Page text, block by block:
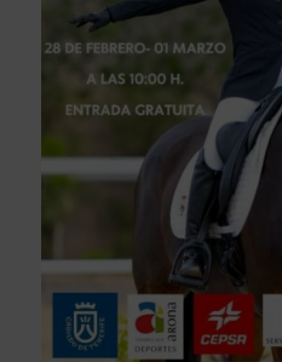
 922 256 601